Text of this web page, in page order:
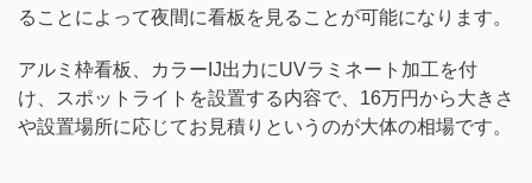
ることによって夜間に看板を見ることが可能になります。
アルミ枠看板、カラーIJ出力にUVラミネート加工を付
け、スポットライトを設置する内容で、16万円から大きさ
や設置場所に応じてお見積りというのが大体の相場です。